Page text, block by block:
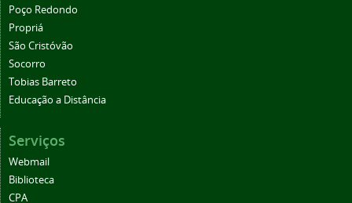
Poço Redondo
Propriá
São Cristóvão
Socorro
Tobias Barreto
Educação a Distância
Serviços
Webmail
Biblioteca
CPA